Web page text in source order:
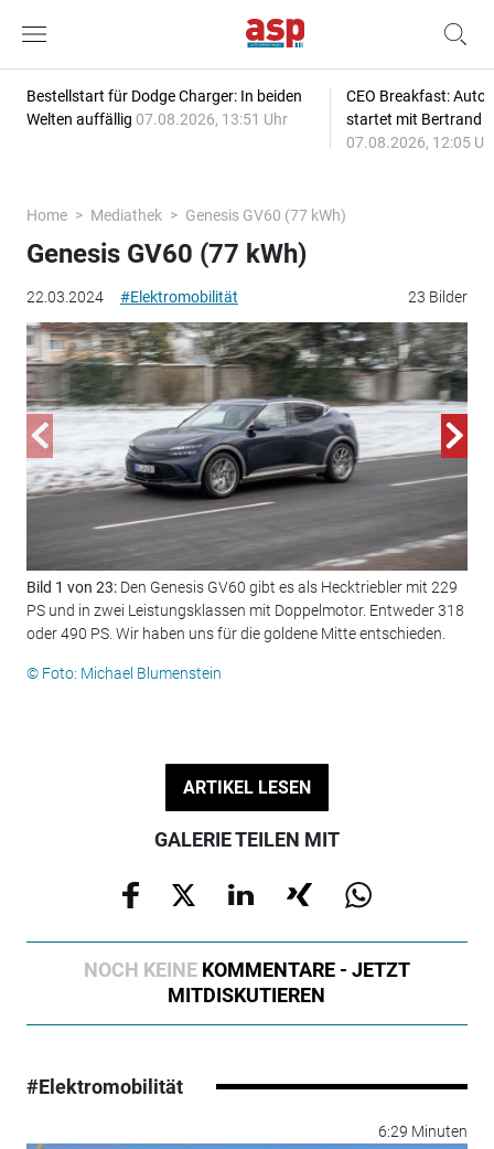
Bestellstart für Dodge Charger: In beiden
Welten auffällig 07.08.2026, 13:51 Uhr
CEO Breakfast:
startet mit Bertrand
07.08.2026, 12:05
Home Mediathek Genesis GV60 (77 kWh)
22.03.2024 #Elektromobilität 23 Bilder
Genesis GV60 (77 kWh)
Bild 1 von 23: Den Genesis GV60 gibt es als Hecktriebler mit 229
PS und in zwei Leistungsklassen mit Doppelmotor. Entweder 318
oder 490 PS. Wir haben uns für die goldene Mitte entschieden.
© Foto: Michael Blumenstein
ARTIKEL LESEN
GALERIE TEILEN MIT
NOCH KEINE KOMMENTARE - JETZT
MITDISKUTIEREN
#Elektromobilität
6:29 Minuten